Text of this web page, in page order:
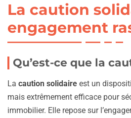
La caution
engagement
Qu’est-ce que la
La caution solidaire est un
mais extrêmement efficace pour
immobilier. Elle repose sur